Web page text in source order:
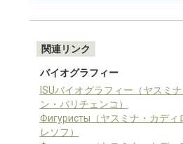
関連リンク
バイオグラフィー
ISUバイオグラフィー（ヤスミ
ン・バリチェンコ）
Фигуристы（ヤスミナ・カディ
レソフ）